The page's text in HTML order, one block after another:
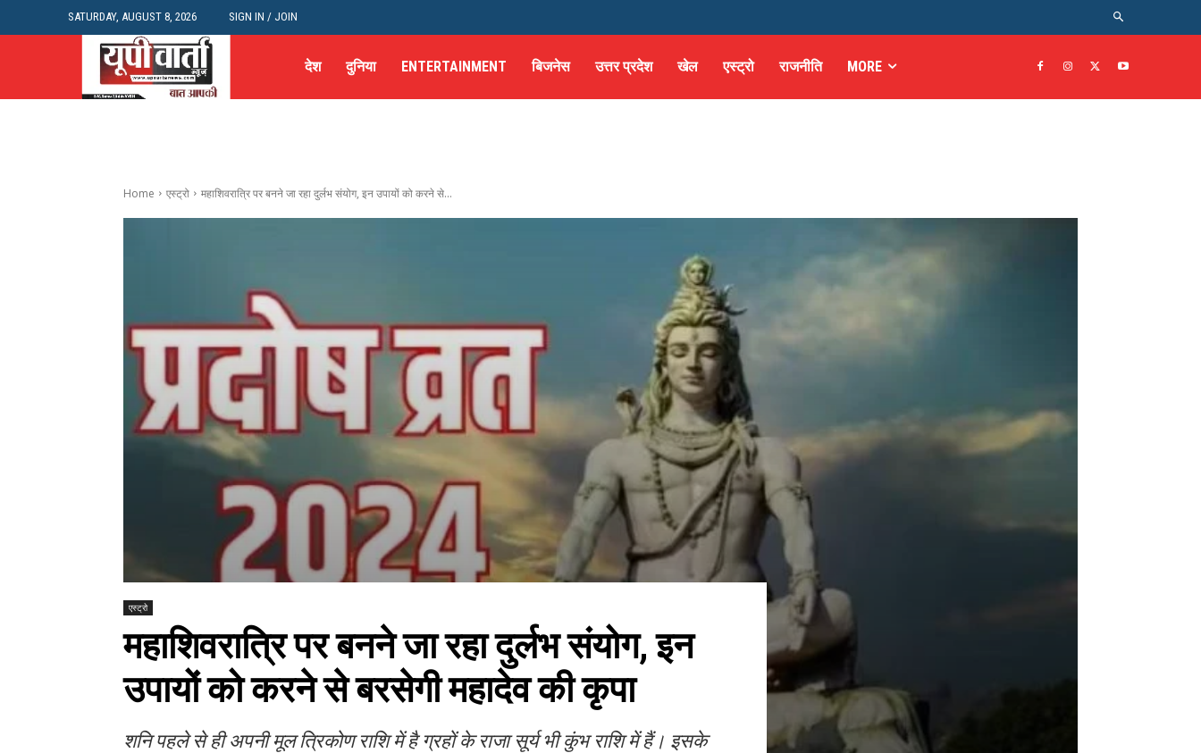
SATURDAY, AUGUST 8, 2026 SIGN IN / JOIN
देश दुनिया ENTERTAINMENT बिजनेस उत्तर प्रदेश खेल एस्ट्रो राजनीति MORE
Home एस्ट्रो महाशिवरात्रि पर बनने जा रहा दुर्लभ संयोग, इन उपायों को करने से...
एस्ट्रो
महाशिवरात्रि पर बनने जा रहा दुर्लभ संयोग, इन
उपायों को करने से बरसेगी महादेव की कृपा
शनि पहले से ही अपनी मूल त्रिकोण राशि में है ग्रहों के राजा सूर्य भी कुंभ राशि में हैं। इसके